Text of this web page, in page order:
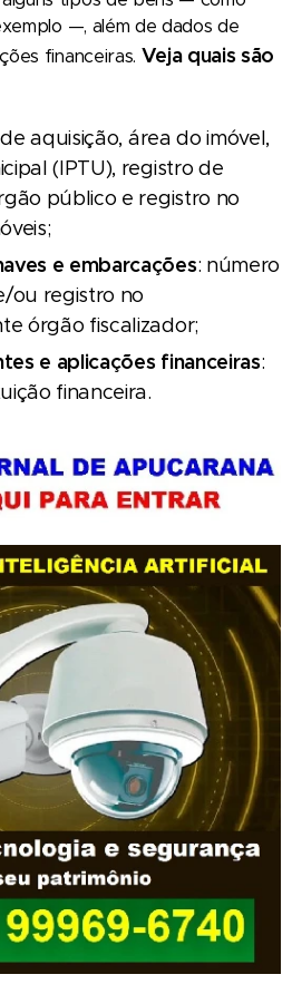
—, além de dados de
financeiras. Veja quais são
aquisição, área do imóvel,
(IPTU), registro de
público e registro no
e embarcações: número
ou registro no
órgão fiscalizador;
e aplicações financeiras:
financeira.